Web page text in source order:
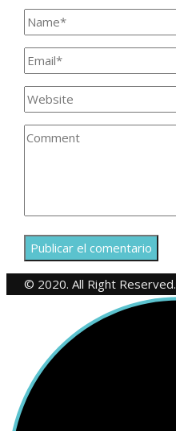
© 2020. All Right Reserved.